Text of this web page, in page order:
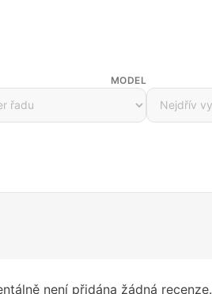
MODEL
není přidána žádná recenze.